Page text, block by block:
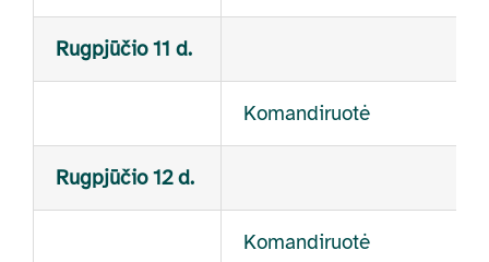
Rugpjūčio 11 d.
Komandiruotė
Rugpjūčio 12 d.
Komandiruotė